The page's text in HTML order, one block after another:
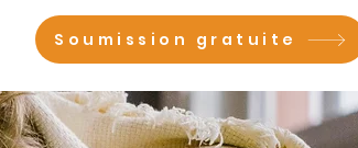
Soumission gratuite